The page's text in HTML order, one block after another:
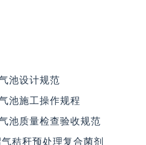
池设计规范
池施工操作规程
池质量检查验收规范
秸秆预处理复合菌剂